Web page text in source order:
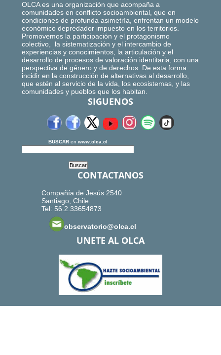
OLCA es una organización que acompaña a
comunidades en conflicto socioambiental, que en
condiciones de profunda asimetría, enfrentan un modelo
económico depredador impuesto en los territorios.
Promovemos la participación y el protagonismo
colectivo, la sistematización y el intercambio de
experiencias y conocimientos, la articulación y el
desarrollo de procesos de valoración identitaria, con una
perspectiva de género y de derechos. De esta forma
incidir en la construcción de alternativas al desarrollo,
que estén al servicio de la vida, los ecosistemas, y las
comunidades y pueblos que los habitan.
SIGUENOS
BUSCAR en www.olca.cl
CONTACTANOS
Compañía de Jesús 2540
Santiago, Chile.
Tel: 56.2.33654873
observatorio@olca.cl
UNETE AL OLCA